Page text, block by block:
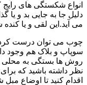
انواع شکستگی های
دلیل جا به جایی بد و یا
می آید.این لقی و یا
چوب می توان درست
سوپاپ و بلاک هم وجود
روش ها بستگی به
نظر داشته باشید که
اقدام کنید تا اوضاع